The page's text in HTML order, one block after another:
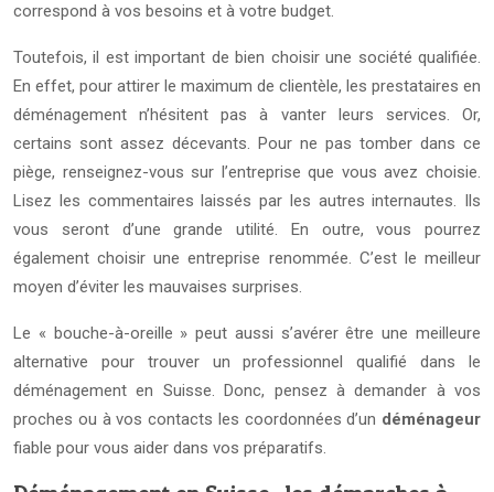
correspond à vos besoins et à votre budget.
Toutefois, il est important de bien choisir une société qualifiée.
En effet, pour attirer le maximum de clientèle, les prestataires en
déménagement n’hésitent pas à vanter leurs services. Or,
certains sont assez décevants. Pour ne pas tomber dans ce
piège, renseignez-vous sur l’entreprise que vous avez choisie.
Lisez les commentaires laissés par les autres internautes. Ils
vous seront d’une grande utilité. En outre, vous pourrez
également choisir une entreprise renommée. C’est le meilleur
moyen d’éviter les mauvaises surprises.
Le « bouche-à-oreille » peut aussi s’avérer être une meilleure
alternative pour trouver un professionnel qualifié dans le
déménagement en Suisse. Donc, pensez à demander à vos
proches ou à vos contacts les coordonnées d’un déménageur
fiable pour vous aider dans vos préparatifs.